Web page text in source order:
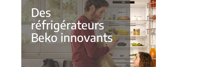
Des
réfrigérateurs
Beko innovants